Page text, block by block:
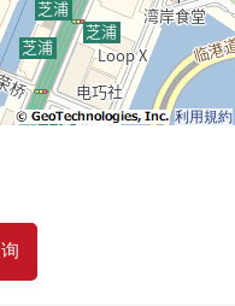
台交换(2024年3月)
行8分钟
钟
利用規約